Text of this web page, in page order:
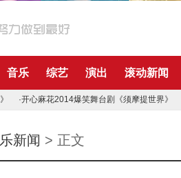
音乐 综艺 演出 滚动新闻
·开心麻花2014爆笑舞台剧《须摩提世界》
新闻 > 正文